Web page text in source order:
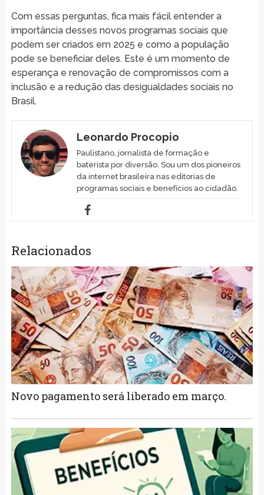
Com essas perguntas, fica mais fácil entender a
importância desses novos programas sociais que
podem ser criados em 2025 e como a população
pode se beneficiar deles. Este é um momento de
esperança e renovação de compromissos com a
inclusão e a redução das desigualdades sociais no
Brasil.
Leonardo Procopio
Paulistano, jornalista de formação e
baterista por diversão. Sou um dos pioneiros
da internet brasileira nas editorias de
programas sociais e benefícios ao cidadão.
Relacionados
Novo pagamento será liberado em março.